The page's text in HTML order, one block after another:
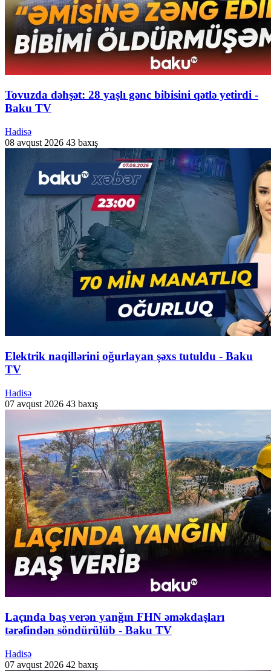
Tovuzda dəhşət: 28 yaşlı gənc bibisini qətlə yetirdi -
Baku TV
Hadisə
08 avqust 2026 43 baxış
Elektrik naqillərini oğurlayan şəxs tutuldu - Baku
TV
Hadisə
07 avqust 2026 43 baxış
Laçında baş verən yanğın FHN əməkdaşları
tərəfindən söndürülüb - Baku TV
Hadisə
07 avqust 2026 42 baxış